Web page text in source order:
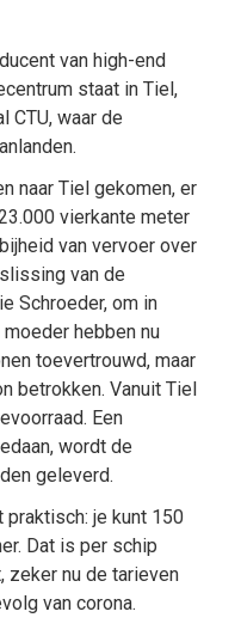
van high-end
staat in Tiel,
CTU, waar de
naar Tiel gekomen, er
vierkante meter
van vervoer over
van de
Schroeder, om in
hebben nu
toevertrouwd, maar
betrokken. Vanuit Tiel
Een
wordt de
geleverd.
je kunt 150
Dat is per schip
zeker nu de tarieven
van corona.